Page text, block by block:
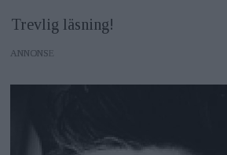
Trevlig läsning!
ANNONS